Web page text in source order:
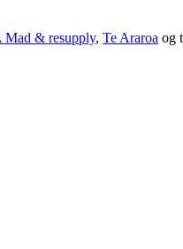
Mad & resupply, Te Araroa og